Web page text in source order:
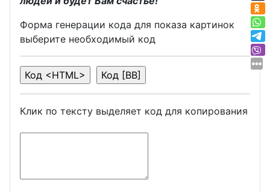
Форма генерации кода для показа картинок
выберите необходимый код
Клик по тексту выделяет код для копирования